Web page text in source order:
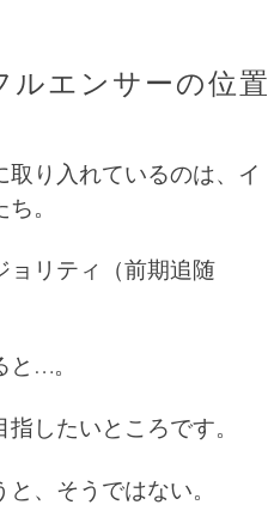
エンサーの位置
り入れているのは、イ
。
ョリティ（前期追随
…。
したいところです。
、そうではない。